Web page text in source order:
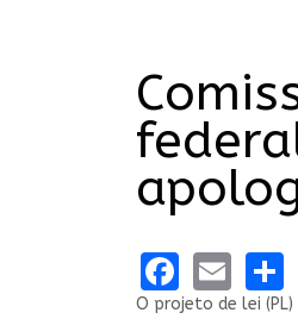
O projeto de lei (PL)